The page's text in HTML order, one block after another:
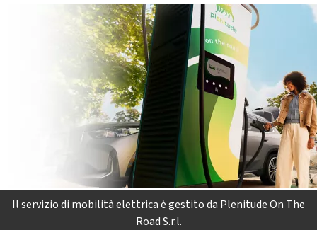
Il servizio di mobilità elettrica è gestito da Plenitude On The
Road S.r.l.